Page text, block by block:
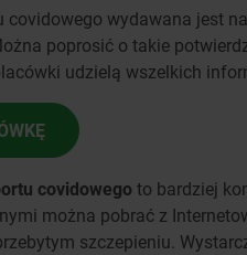
covidowego wydawana jest
poprosić o takie
udzielą wszelkich
covidowegoto bardziej
można pobrać z
szczepieniu.